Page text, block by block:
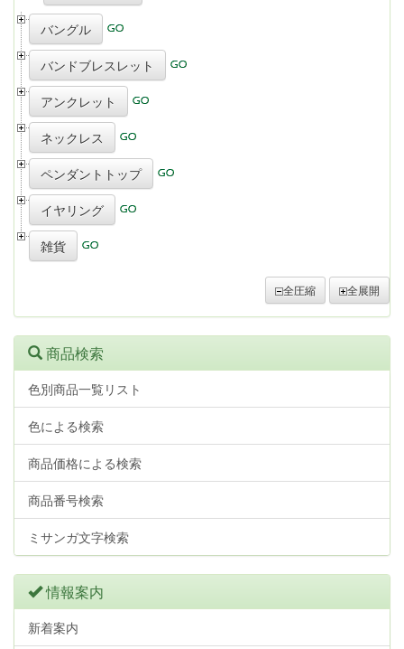
バングル
バンドブレスレット
アンクレット
ネックレス
ペンダントトップ
イヤリング
雑貨
全圧縮 全展開
商品検索
色別商品一覧リスト
色による検索
商品価格による検索
商品番号検索
ミサンガ文字検索
情報案内
新着案内